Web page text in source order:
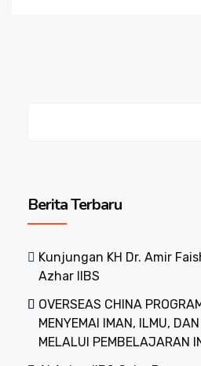
Berita Terbaru
Kunjungan KH Dr. Amir
Azhar IIBS
OVERSEAS CHINA
MENYEMAI IMAN, ILMU,
MELALUI PEMBELAJARAN